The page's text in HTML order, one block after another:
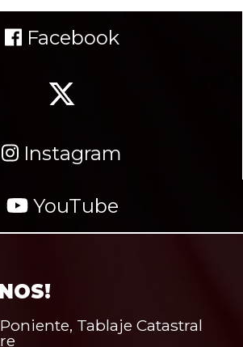
Facebook
Instagram
YouTube
Tablaje Catastral